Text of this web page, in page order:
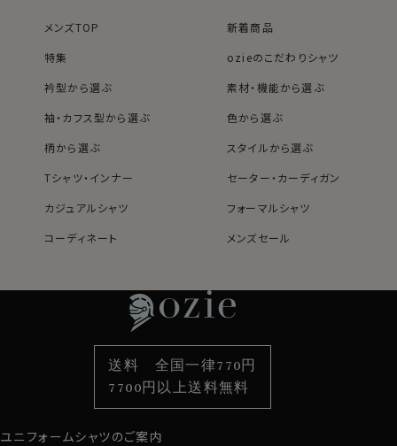
-スイフトレザー Swift Leather-
メンズTOP
新着商品
特集
ozieのこだわりシャツ
衿型から選ぶ
素材・機能から選ぶ
袖・カフス型から選ぶ
色から選ぶ
柄から選ぶ
スタイルから選ぶ
Tシャツ・インナー
セーター・カーディガン
カジュアルシャツ
フォーマルシャツ
コーディネート
メンズセール
袖・カフス型から選ぶ
色から選ぶ
柄から選ぶ
スタイルから選ぶ
カジュアルシャツ
定番シャツ
カフスボタン
サスペンダー
財布・名刺入れ
バッグ
ストール・マフラー
グローブ
ユニフォームシャツのご案内
送料 全国一律770円
7700円以上送料無料